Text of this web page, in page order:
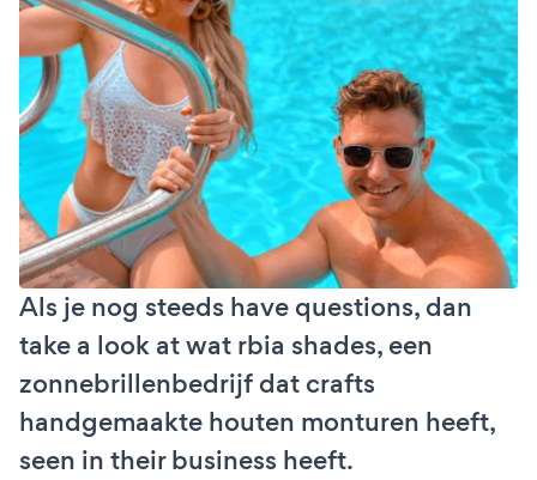
Als je nog steeds have questions, dan
take a look at wat rbia shades, een
zonnebrillenbedrijf dat crafts
handgemaakte houten monturen heeft,
seen in their business heeft.